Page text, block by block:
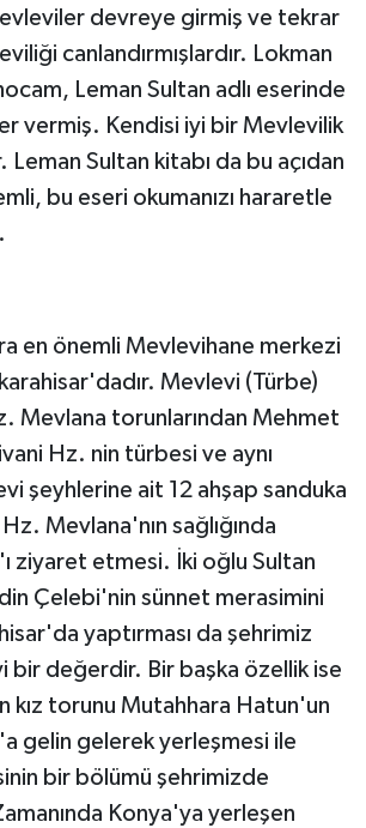
devreye girmiş ve tekrar
canlandırmışlardır. Lokman
Leman Sultan adlı eserinde
vermiş. Kendisi iyi bir Mevlevilik
Leman Sultan kitabı da bu açıdan
bu eseri okumanızı hararetle
en önemli Mevlevihane merkezi
Mevlevi (Türbe)
Mevlana torunlarından Mehmet
Hz. nin türbesi ve aynı
şeyhlerine ait 12 ahşap sanduka
Mevlana'nın sağlığında
ziyaret etmesi. İki oğlu Sultan
Çelebi'nin sünnet merasimini
yaptırması da şehrimiz
bir değerdir. Bir başka özellik ise
kız torunu Mutahhara Hatun'un
gelin gelerek yerleşmesi ile
bir bölümü şehrimizde
Konya'ya yerleşen